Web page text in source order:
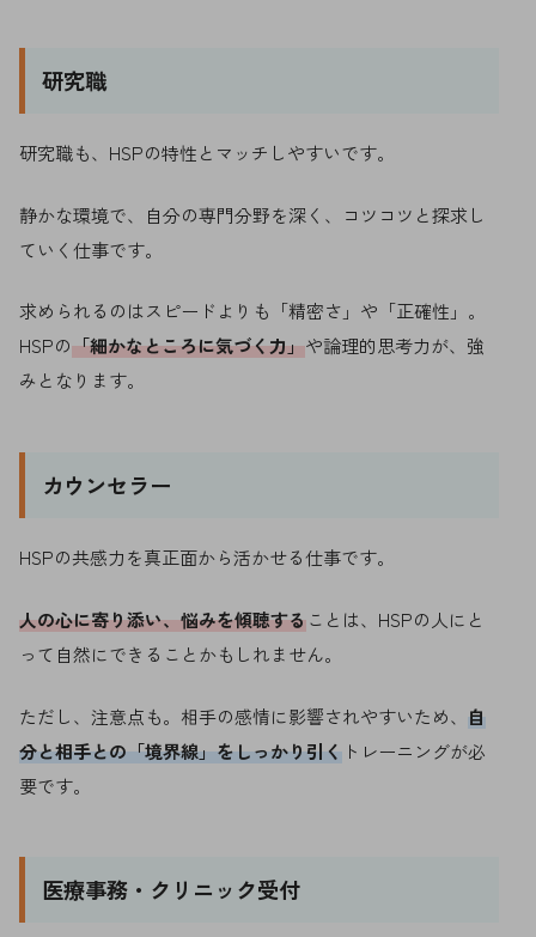
研究職
研究職も、HSPの特性とマッチしやすいです。
静かな環境で、自分の専門分野を深く、コツコツと探求し
ていく仕事です。
求められるのはスピードよりも「精密さ」や「正確性」。
HSPの「細かなところに気づく力」や論理的思考力が、強
みとなります。
カウンセラー
HSPの共感力を真正面から活かせる仕事です。
人の心に寄り添い、悩みを傾聴することは、HSPの人にと
って自然にできることかもしれません。
ただし、注意点も。相手の感情に影響されやすいため、 自
分と相手との「境界線」をしっかり引く トレーニングが必
要です。
医療事務・クリニック受付